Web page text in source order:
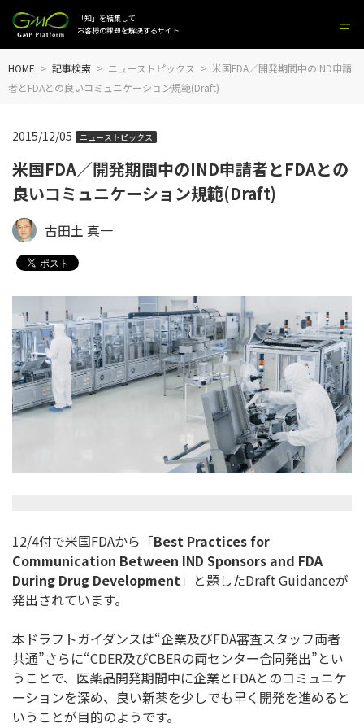
「知」を結集して
お客様の課題を解決するサイト
HOME 記事検索 ニューストピックス
米国FDA／開発期間中のIND申請
者とFDAとの良いコミュニケーション規範(Draft)
米国FDA／開発期間中のIND申請者とFDAとの
良いコミュニケーション規範(Draft)
2015/12/05 ニューストピックス
古田土 真一
12/4付で米国FDAから「Best Practices for
Communication Between IND Sponsors and FDA
During Drug Development」と題したDraft Guidanceが
発出されています。
本ドラフトガイダンスは“企業及びFDA審査スタッフ両者
共通”さらに“CDER及びCBERの両センター合同発出”とい
うことで、医薬品開発期間中に企業とFDAとのコミュニケ
ーションを深め、良い新薬を少しでも早く開発を進めると
いうことが目的のようです。